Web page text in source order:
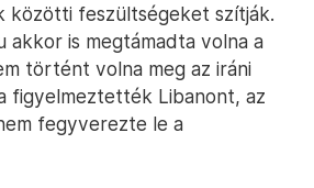
közötti feszültségeket szítják.
akkor is megtámadta volna a
történt volna meg az iráni
figyelmeztették Libanont, az
fegyverezte le a